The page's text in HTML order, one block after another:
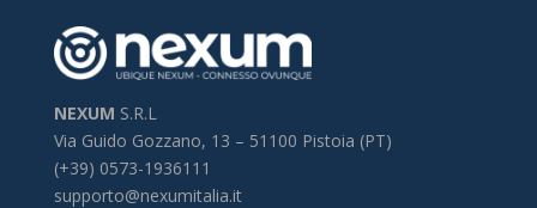
NEXUM S.R.L
Via Guido Gozzano, 13 – 51100 Pistoia (PT)
(+39) 0573-1936111
supporto@nexumitalia.it